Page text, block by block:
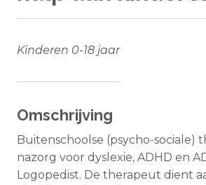
Kinderen 0-18 jaar
Omschrijving
Buitenschoolse (psycho-sociale)
nazorg voor dyslexie, ADHD en
Logopedist. De therapeut dient